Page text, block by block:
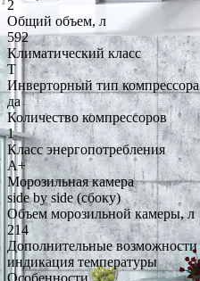
2
Общий объем, л
592
Климатический класс
T
Инверторный тип компрессора
да
Количество компрессоров
1
Класс энергопотребления
A+
Морозильная камера
side by side (сбоку)
Объем морозильной камеры, л
214
Дополнительные возможности
индикация температуры
Особенности